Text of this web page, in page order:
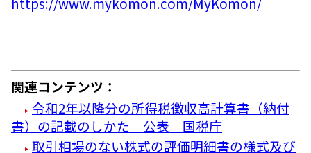
関連コンテンツ：
令和2年以降分の所得税徴収高計算書（納付
書）の記載のしかた 公表 国税庁
取引相場のない株式の評価明細書の様式及び